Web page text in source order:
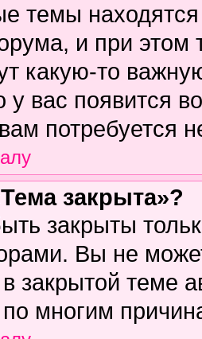
темы
и при этом
какую-то
у вас появится
потребуется
закрыта»?
закрыты
Вы не
закрытой теме
многим